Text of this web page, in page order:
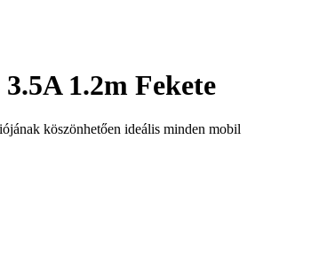
1.2m Fekete
köszönhetően ideális minden mobil